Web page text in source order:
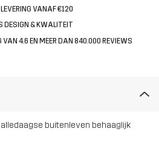
VANAF €120
DESIGN & KWALITEIT
VAN 4.6 EN MEER DAN 840.000 REVIEWS
buitenleven behaaglijk